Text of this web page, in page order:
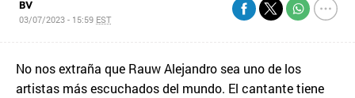
BV
03/07/2023 - 15:59 EST
No nos extraña que Rauw Alejandro sea uno de los
artistas más escuchados del mundo. El cantante tiene